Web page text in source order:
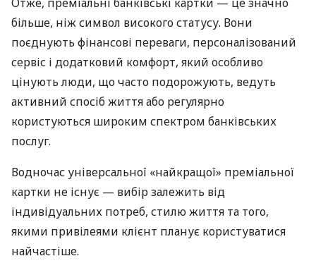
більше, ніж символ високого статусу. Вони
поєднують фінансові переваги, персоналізований
сервіс і додатковий комфорт, який особливо
цінують люди, що часто подорожують, ведуть
активний спосіб життя або регулярно
користуються широким спектром банківських
послуг.
Водночас універсальної «найкращої» преміальної
картки не існує — вибір залежить від
індивідуальних потреб, стилю життя та того,
якими привілеями клієнт планує користуватися
найчастіше.